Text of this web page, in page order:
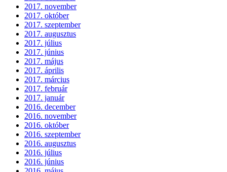
2017. november
2017. október
2017. szeptember
2017. augusztus
2017. július
2017. június
2017. május
2017. április
2017. március
2017. február
2017. január
2016. december
2016. november
2016. október
2016. szeptember
2016. augusztus
2016. július
2016. június